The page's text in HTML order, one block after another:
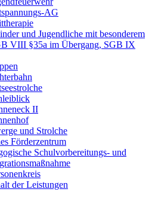
AG
und Jugendliche mit besonderem
VIII §35a im Übergang, SGB IX
II
und Strolche
Förderzentrum
Schulvorbereitungs- und
der Leistungen